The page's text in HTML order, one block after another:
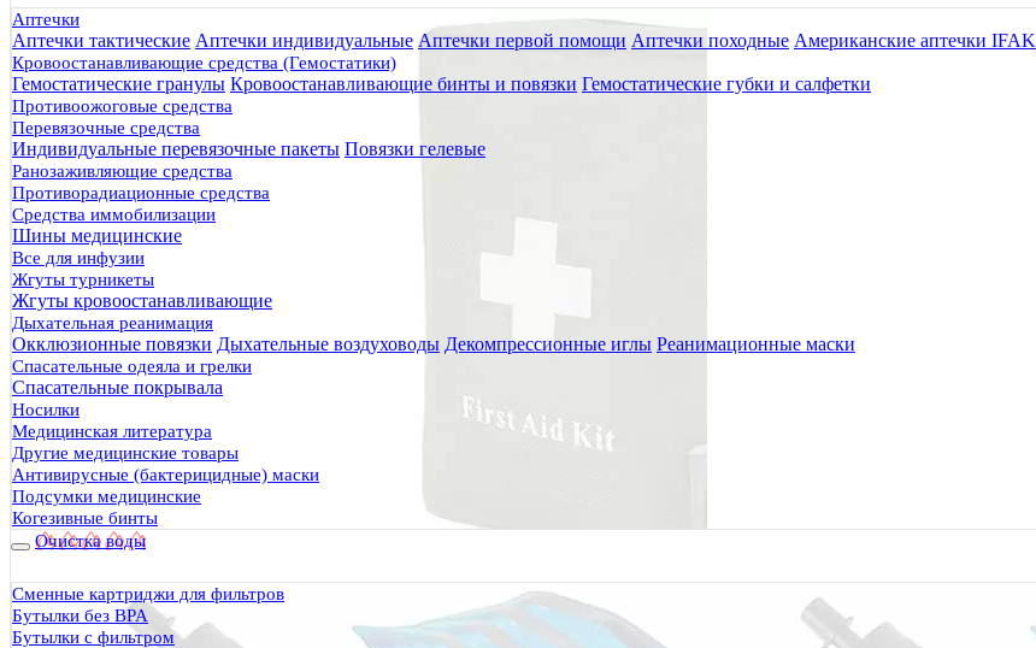
Аптечки
Аптечки тактические Аптечки индивидуальные Аптечки первой помощи Аптечки походные Американские аптечки IFAK
Кровоостанавливающие средства (Гемостатики)
Гемостатические гранулы Кровоостанавливающие бинты и повязки Гемостатические губки и салфетки
Противоожоговые средства
Перевязочные средства
Индивидуальные перевязочные пакеты Повязки гелевые
Ранозаживляющие средства
Противорадиационные средства
Средства иммобилизации
Шины медицинские
Все для инфузии
Жгуты турникеты
Жгуты кровоостанавливающие
Дыхательная реанимация
Окклюзионные повязки Дыхательные воздуховоды Декомпрессионные иглы Реанимационные маски
Спасательные одеяла и грелки
Спасательные покрывала
Носилки
Медицинская литература
Другие медицинские товары
Антивирусные (бактерицидные) маски
Подсумки медицинские
Когезивные бинты
Очистка воды
Сменные картриджи для фильтров
Бутылки без BPA
Бутылки с фильтром